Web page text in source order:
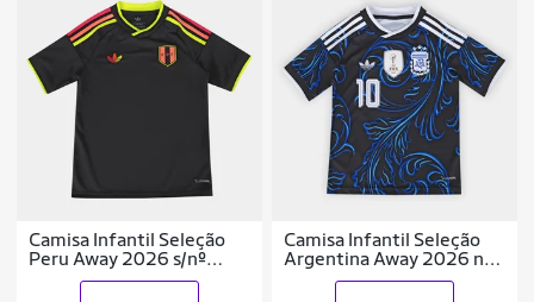
Camisa Infantil Seleção
Peru Away 2026 s/nº
Torcedor Adidas Originals
Camisa Infantil Seleção
Argentina Away 2026 nº
10 Messi Torcedor Adidas